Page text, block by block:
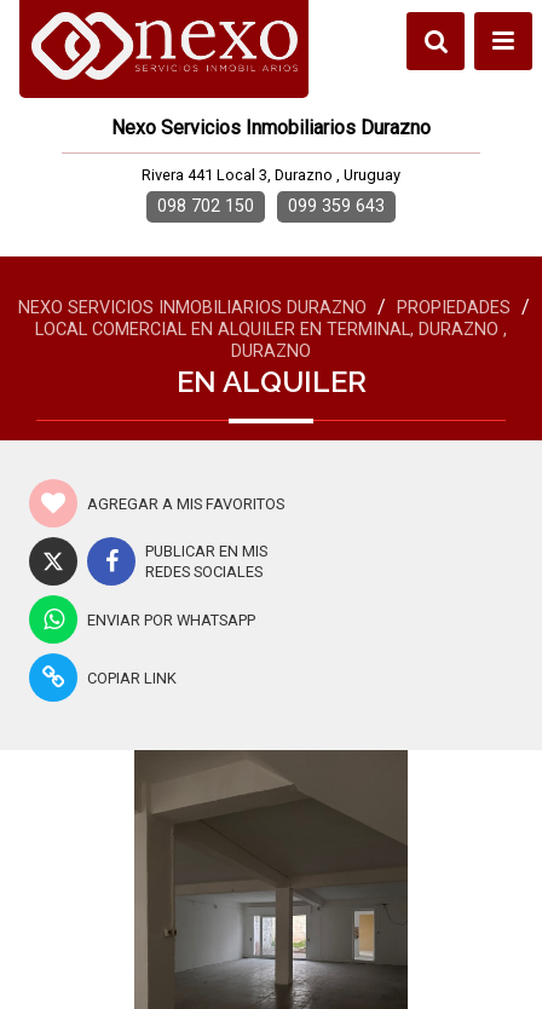
Nexo Servicios Inmobiliarios Durazno
Rivera 441 Local 3, Durazno , Uruguay
098 702 150 099 359 643
NEXO SERVICIOS INMOBILIARIOS DURAZNO / PROPIEDADES /
LOCAL COMERCIAL EN ALQUILER EN TERMINAL, DURAZNO ,
DURAZNO
EN ALQUILER
AGREGAR A MIS FAVORITOS
PUBLICAR EN MIS
REDES SOCIALES
ENVIAR POR WHATSAPP
COPIAR LINK